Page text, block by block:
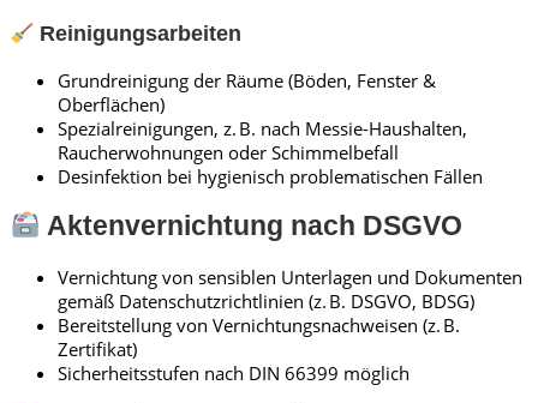
Reinigungsarbeiten
Grundreinigung der Räume (Böden, Fenster &
Oberflächen)
Spezialreinigungen, z. B. nach Messie-Haushalten,
Raucherwohnungen oder Schimmelbefall
Desinfektion bei hygienisch problematischen Fällen
Aktenvernichtung nach DSGVO
Vernichtung von sensiblen Unterlagen und Dokumenten
gemäß Datenschutzrichtlinien (z. B. DSGVO, BDSG)
Bereitstellung von Vernichtungsnachweisen (z. B.
Zertifikat)
Sicherheitsstufen nach DIN 66399 möglich